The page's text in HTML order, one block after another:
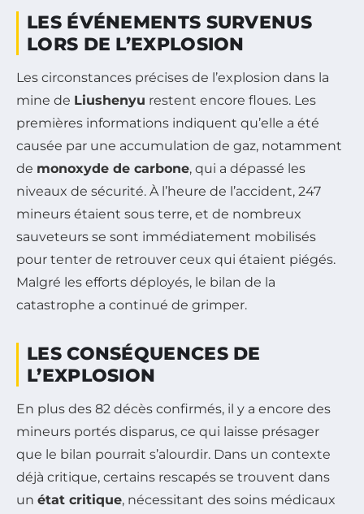
LES ÉVÉNEMENTS SURVENUS
LORS DE L’EXPLOSION
Les circonstances précises de l’explosion dans la
mine de Liushenyu restent encore floues. Les
premières informations indiquent qu’elle a été
causée par une accumulation de gaz, notamment
de monoxyde de carbone, qui a dépassé les
niveaux de sécurité. À l’heure de l’accident, 247
mineurs étaient sous terre, et de nombreux
sauveteurs se sont immédiatement mobilisés
pour tenter de retrouver ceux qui étaient piégés.
Malgré les efforts déployés, le bilan de la
catastrophe a continué de grimper.
LES CONSÉQUENCES DE
L’EXPLOSION
En plus des 82 décès confirmés, il y a encore des
mineurs portés disparus, ce qui laisse présager
que le bilan pourrait s’alourdir. Dans un contexte
déjà critique, certains rescapés se trouvent dans
un état critique, nécessitant des soins médicaux